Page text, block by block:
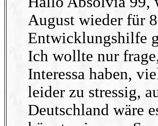
August wieder für
Entwicklungshilfe
Ich wollte nur
Interessa haben,
leider zu stressig,
Deutschland wäre